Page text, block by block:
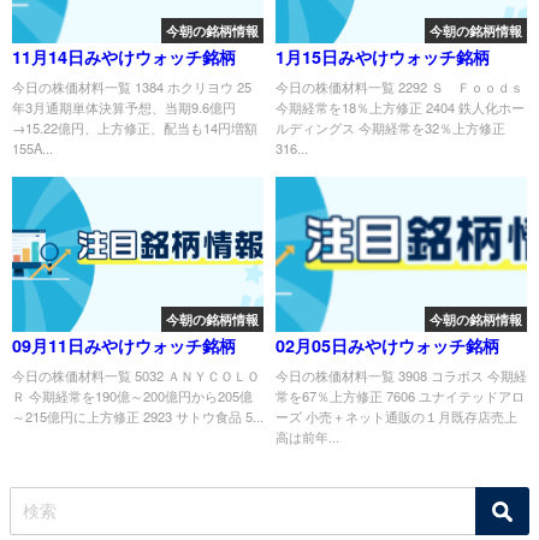
今朝の銘柄情報
11月14日みやけウォッチ銘柄
今日の株価材料一覧 1384 ホクリヨウ 25
年3月通期単体決算予想、当期9.6億円
→15.22億円、上方修正、配当も14円増額
155A...
今朝の銘柄情報
1月15日みやけウォッチ銘柄
今日の株価材料一覧 2292 Ｓ Ｆｏｏｄｓ
今期経常を18％上方修正 2404 鉄人化ホー
ルディングス 今期経常を32％上方修正
316...
今朝の銘柄情報
09月11日みやけウォッチ銘柄
今日の株価材料一覧 5032 ＡＮＹＣＯＬＯ
Ｒ 今期経常を190億～200億円から205億
～215億円に上方修正 2923 サトウ食品 5...
今朝の銘柄情報
02月05日みやけウォッチ銘柄
今日の株価材料一覧 3908 コラボス 今期経
常を67％上方修正 7606 ユナイテッドアロ
ーズ 小売＋ネット通販の１月既存店売上
高は前年...